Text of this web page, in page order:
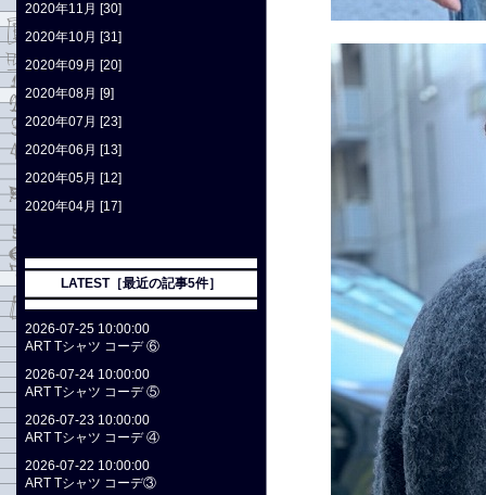
2020年11月 [30]
2020年10月 [31]
2020年09月 [20]
2020年08月 [9]
2020年07月 [23]
2020年06月 [13]
2020年05月 [12]
2020年04月 [17]
LATEST［最近の記事5件］
2026-07-25 10:00:00
ART Tシャツ コーデ ⑥
2026-07-24 10:00:00
ART Tシャツ コーデ ⑤
2026-07-23 10:00:00
ART Tシャツ コーデ ④
2026-07-22 10:00:00
ART Tシャツ コーデ③